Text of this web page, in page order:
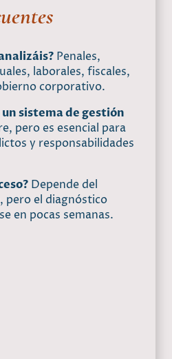
Penales,
laborales, fiscales,
corporativo.
sistema de gestión
pero es esencial para
y responsabilidades
Depende del
pero el diagnóstico
en pocas semanas.